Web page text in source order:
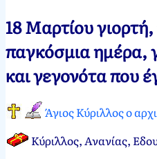
Νεκτάριος
Παπασπύρου
18
Μαρτίου,
201218
Μαρτίου,
2025
18 Μαρτίου γιορτή,
παγκόσμια ημέρα,
και γεγονότα που
Άγιος Κύριλλος ο
Κύριλλος, Ανανίας,